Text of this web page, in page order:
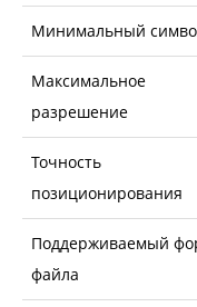
Минимальный
Максимальное
разрешение
Точность
позиционирования
Поддерживаемый
файла